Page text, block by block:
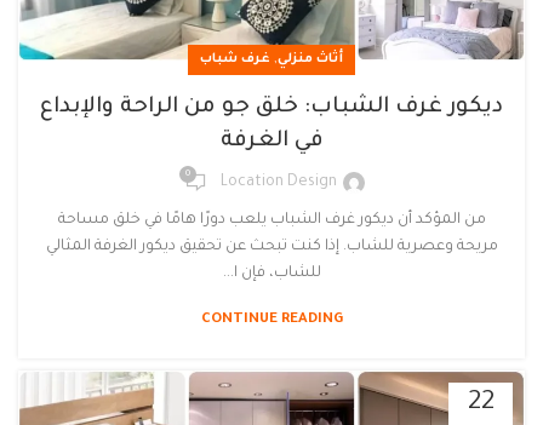
أثاث منزلي, غرف شباب
ديكور غرف الشباب: خلق جو من الراحة والإبداع
في الغرفة
Location Design
0
من المؤكد أن ديكور غرف الشباب يلعب دورًا هامًا في خلق مساحة
مريحة وعصرية للشاب. إذا كنت تبحث عن تحقيق ديكور الغرفة المثالي
للشاب، فإن ا...
CONTINUE READING
22